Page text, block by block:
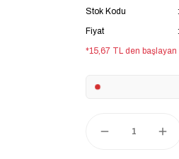
Stok Kodu
Fiyat
*15,67 TL den başlayan